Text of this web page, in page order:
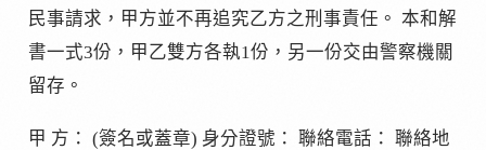
民事請求，甲方並不再追究乙方之刑事責任。 本和解
書一式3份，甲乙雙方各執1份，另一份交由警察機關
留存。
甲 方： (簽名或蓋章) 身分證號： 聯絡電話： 聯絡地